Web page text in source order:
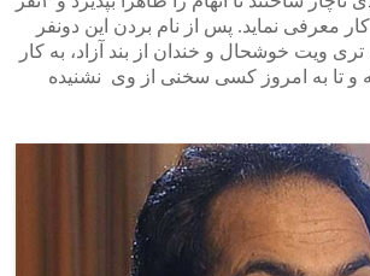
معرفی نماید. پس از نام بردن این دونفر
ویت خوشحال و خندان از بند آزاد، به کار
و تا به امروز کسی سخنی از وی نشنیده